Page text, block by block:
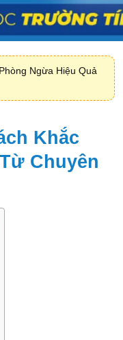
Ngừa Hiệu Quả
Khắc
Chuyên